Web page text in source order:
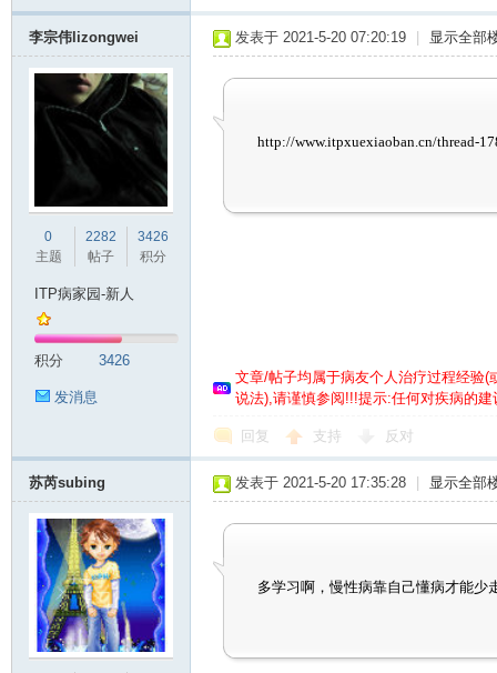
李宗伟lizongwei
0
主题
2282
帖子
3426
积分
ITP病家园-新人
积分 3426
发消息
发表于 2021-5-20 07:20:19 显示全部
http://www.itpxuexiaoban.cn/thread-
文章/帖子均属于病友个人治疗过程经验(
说法),请谨慎参阅!!!提示:任何对疾病的
回复 支持 反对
苏芮subing 发表于 2021-5-20 17:35:28 显示全部
多学习啊，慢性病靠自己懂病才能少